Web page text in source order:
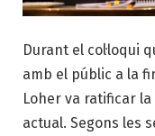
Durant el col·loqui
amb el públic a la
Loher va ratificar
actual. Segons les